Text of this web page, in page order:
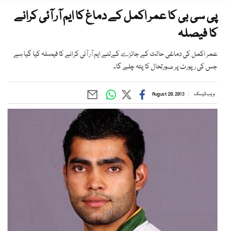
پی سی بی کا عمر اکمل کے دماغ کا ایم آر آئی کرانے
کا فیصلہ
عمر اکمل کی دماغی حالت کے جائزے کےلئے ایم آر آئی کرانے کا فیصلہ کیا گیا ہے
جس کی رپورٹ پر صورتحال کا پتہ چلے گا۔
ویب ڈیسک August 20, 2013